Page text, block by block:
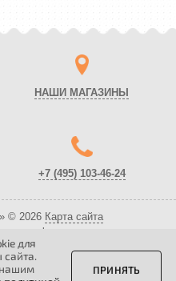
НАШИ МАГАЗИНЫ
+7 (495)103-46-24
© 2026 Карта сайта
конфиденциальности.
носит справочный характер и
офертой!
ИНН 505395656698,
для
сайта.
нашим
ПРИНЯТЬ